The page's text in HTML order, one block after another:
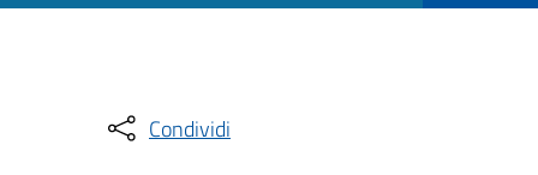
Condividi